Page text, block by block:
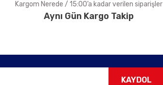
Kargom Nerede / 15:00’a kadar verilen siparişler
Aynı Gün Kargo Takip
KAYDOL